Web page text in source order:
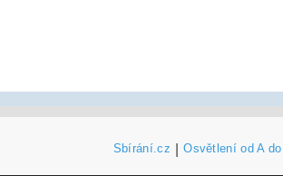
Sbírání.cz Osvětlení od A